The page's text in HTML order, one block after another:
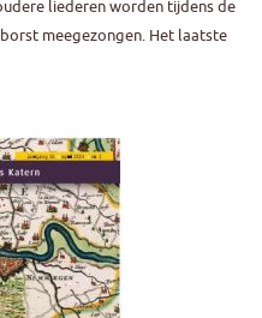
liederen worden tijdens de
meegezongen. Het laatste